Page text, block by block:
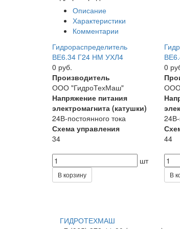
Описание
Характеристики
Комментарии
Гидрораспределитель
ВЕ6.34 Г24 НМ УХЛ4
0 руб.
Производитель
ООО "ГидроТехМаш"
Напряжение питания
электромагнита (катушки)
24В-постоянного тока
Схема управления
34
шт
В корзину
0
ООО
44
В
ГИДРОТЕХМАШ